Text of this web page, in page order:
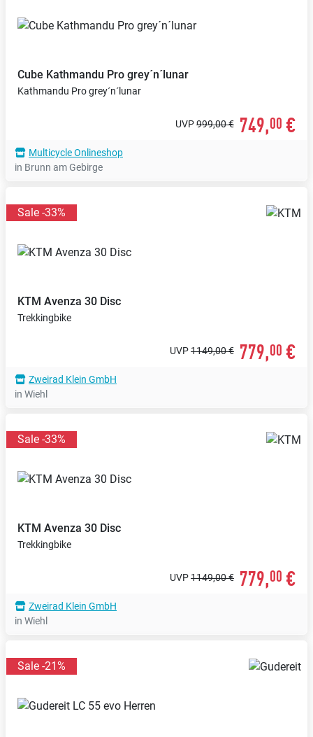
Cube Kathmandu Pro grey´n´lunar
Kathmandu Pro grey´n´lunar
UVP999,00 € 749,00 €
Multicycle Onlineshop
in Brunn am Gebirge
Sale -33%
KTM Avenza 30 Disc
Trekkingbike
UVP1149,00 € 779,00 €
Zweirad Klein GmbH
in Wiehl
Sale -33%
KTM Avenza 30 Disc
Trekkingbike
UVP1149,00 € 779,00 €
Zweirad Klein GmbH
in Wiehl
Sale -21%